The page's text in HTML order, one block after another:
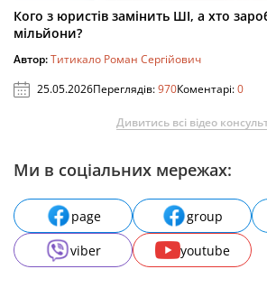
Кого з юристів замінить ШІ, а хто
мільйони?
Автор:Титикало Роман Сергійович
25.05.2026Переглядів:970Коментарі:0
Дивитись всі відео
Ми в соціальних мережах:
page group
viber
youtube